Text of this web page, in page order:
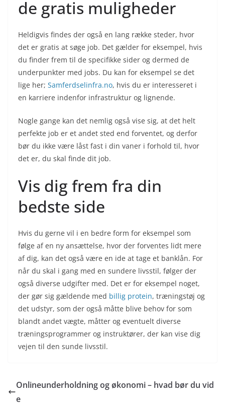
de gratis muligheder
Heldigvis findes der også en lang række steder, hvor
det er gratis at søge job. Det gælder for eksempel, hvis
du finder frem til de specifikke sider og dermed de
underpunkter med jobs. Du kan for eksempel se det
lige her; Samferdselinfra.no, hvis du er interesseret i
en karriere indenfor infrastruktur og lignende.
Nogle gange kan det nemlig også vise sig, at det helt
perfekte job er et andet sted end forventet, og derfor
bør du ikke være låst fast i din vaner i forhold til, hvor
det er, du skal finde dit job.
Vis dig frem fra din
bedste side
Hvis du gerne vil i en bedre form for eksempel som
følge af en ny ansættelse, hvor der forventes lidt mere
af dig, kan det også være en ide at tage et banklån. For
når du skal i gang med en sundere livsstil, følger der
også diverse udgifter med. Det er for eksempel noget,
der gør sig gældende med billig protein, træningstøj og
det udstyr, som der også måtte blive behov for som
blandt andet vægte, måtter og eventuelt diverse
træningsprogrammer og instruktører, der kan vise dig
vejen til den sunde livsstil.
Onlineunderholdning og økonomi – hvad bør du vid
e